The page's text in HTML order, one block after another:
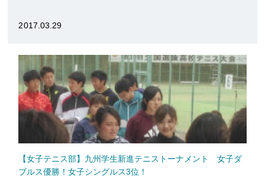
2017.03.29
【女子テニス部】九州学生新進テニストーナメント 女子ダ
ブルス優勝！女子シングルス3位！